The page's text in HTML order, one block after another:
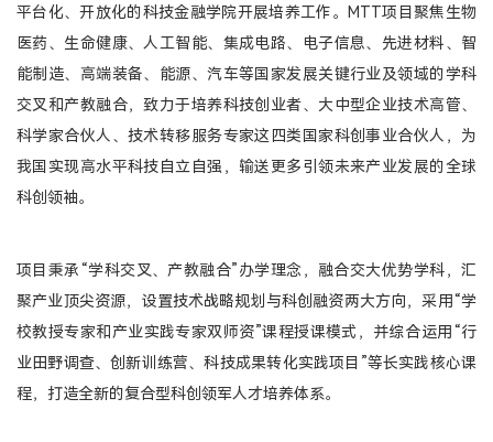
教育捐赠
学院介绍
领导寄语
组织架构
媒体聚焦
登录
平台化、开放化的科技金融学院开展培养工作。MTT项目聚焦生物
医药、生命健康、人工智能、集成电路、电子信息、先进材料、智
能制造、高端装备、能源、汽车等国家发展关键行业及领域的学科
交叉和产教融合，致力于培养科技创业者、大中型企业技术高管、
科学家合伙人、技术转移服务专家这四类国家科创事业合伙人，为
我国实现高水平科技自立自强，输送更多引领未来产业发展的全球
科创领袖。
项目秉承“学科交叉、产教融合”办学理念，融合交大优势学科，汇
聚产业顶尖资源，设置技术战略规划与科创融资两大方向，采用“学
校教授专家和产业实践专家双师资”课程授课模式，并综合运用“行
业田野调查、创新训练营、科技成果转化实践项目”等长实践核心课
程，打造全新的复合型科创领军人才培养体系。